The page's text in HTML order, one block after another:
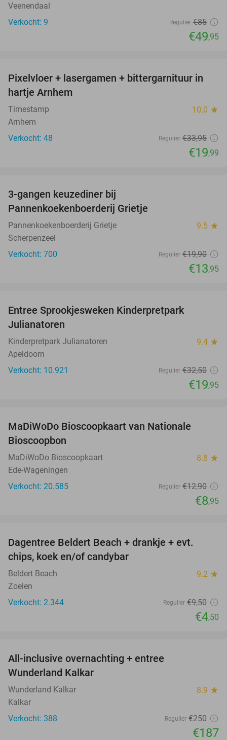
Veenendaal
Verkocht: 9
Regulier €85
€49,95
41%
Pixelvloer + lasergamen + bittergarnituur in
hartje Arnhem
Timestamp 10.0 star
Arnhem
Verkocht: 48
Regulier €33,95
€19,99
3-gangen keuzediner bij
Pannenkoekenboerderij Grietje
Pannenkoekenboerderij Grietje 9.5 star
Scherpenzeel
Verkocht: 700
Regulier €19,90
€13,95
Entree Sprookjesweken Kinderpretpark
Julianatoren
Kinderpretpark Julianatoren 9.4 star
Apeldoorn
Verkocht: 10.921
Regulier €32,50
€19,95
MaDiWoDo Bioscoopkaart van Nationale
Bioscoopbon
MaDiWoDo Bioscoopkaart 8.8 star
Ede-Wageningen
Verkocht: 20.585
Regulier €12,90
€8,95
Dagentree Beldert Beach + drankje + evt.
chips, koek en/of candybar
Beldert Beach 9.2 star
Zoelen
Verkocht: 2.344
Regulier €9,50
€4,50
All-inclusive overnachting + entree
Wunderland Kalkar
Wunderland Kalkar 8.9 star
Kalkar
Verkocht: 388
Regulier €250
€187